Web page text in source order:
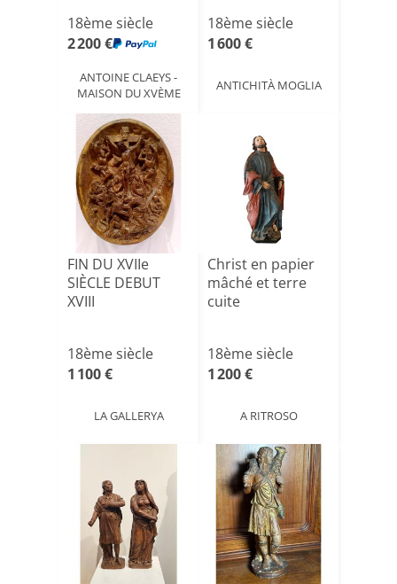
18ème siècle
2 200 €
ANTOINE CLAEYS -
MAISON DU XVÈME
18ème siècle
1 600 €
ANTICHITÀ MOGLIA
FIN DU XVIIe
SIÈCLE DEBUT
XVIII
18ème siècle
1 100 €
LA GALLERYA
Christ en papier
mâché et terre
cuite
18ème siècle
1 200 €
A RITROSO